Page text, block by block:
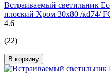
Встраиваемый светильник
плоский Хром 30x80 /кd74/
4.6
(22)
В корзину